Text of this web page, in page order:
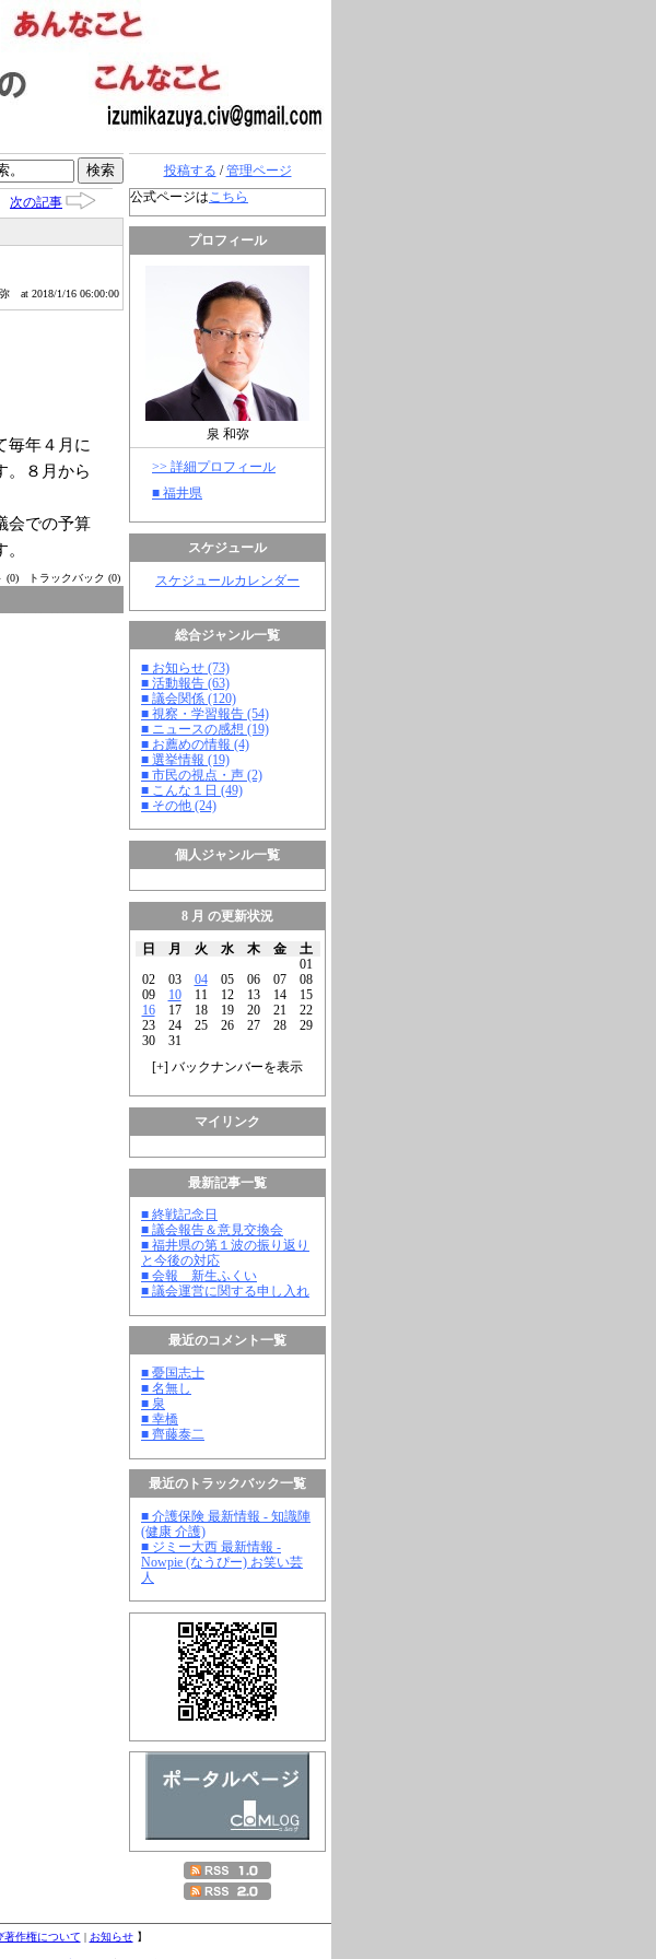
投稿する /管理ページ
公式ページはこちら
プロフィール
泉 和弥
>> 詳細プロフィール
■ 福井県
スケジュール
スケジュールカレンダー
総合ジャンル一覧
■ お知らせ (73)
■ 活動報告 (63)
■ 議会関係 (120)
■ 視察・学習報告 (54)
■ ニュースの感想 (19)
■ お薦めの情報 (4)
■ 選挙情報 (19)
■ 市民の視点・声 (2)
■ こんな１日 (49)
■ その他 (24)
個人ジャンル一覧
8 月 の更新状況
日 月 火 水 木 金
土
01
02
03 04 05 06 07
08
09
10 11 12 13 14
15
16
17 18 19 20 21
22
23
24 25 26 27 28
29
30
31
[+] バックナンバーを表示
マイリンク
最新記事一覧
■ 終戦記念日
■ 議会報告＆意見交換会
■ 福井県の第１波の振り返り
と今後の対応
■ 会報 新生ふくい
■ 議会運営に関する申し入れ
最近のコメント一覧
■ 憂国志士
■ 名無し
■ 泉
■ 幸橋
■ 齊藤泰二
最近のトラックバック一覧
■ 介護保険 最新情報 - 知識陣
(健康 介護)
■ ジミー大西 最新情報 -
Nowpie (なうぴー) お笑い芸
人
次の記事
at 2018/1/16 06:00:00
毎年４月に
。８月から
会での予算
(0) トラックバック (0)
著作権について | お知らせ】